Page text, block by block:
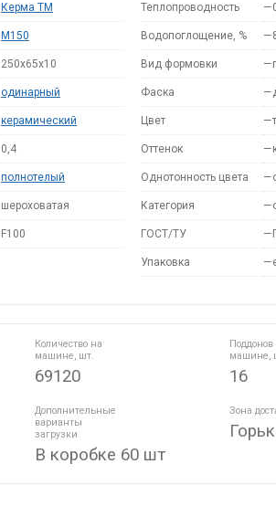
Керма ТМ
M150
250х65х10
одинарный
керамический
0,4
полнотелый
шероховатая
F100
Теплопроводность —
Водопоглощение, % —
Вид формовки —
Фаска —
Цвет —
Оттенок —
Однотонность цвета —
Категория —
ГОСТ/ТУ —
Упаковка —
Количество на
машине, шт.
69120
Поддонов
машине,
16
Дополнительные
варианты
загрузки
В коробке 60 шт
Зона